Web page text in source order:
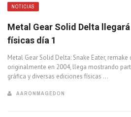
NOTICIAS
Metal Gear Solid Delta
físicas día 1
Metal Gear Solid Delta: Snake Eater,
originalmente en 2004, llega mostrando
gráfica y diversas ediciones físicas ...
AARONMAGEDON